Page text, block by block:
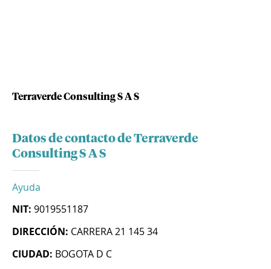
Terraverde Consulting S A S
Datos de contacto de Terraverde
Consulting S A S
Ayuda
NIT: 9019551187
DIRECCIÓN: CARRERA 21 145 34
CIUDAD: BOGOTA D C